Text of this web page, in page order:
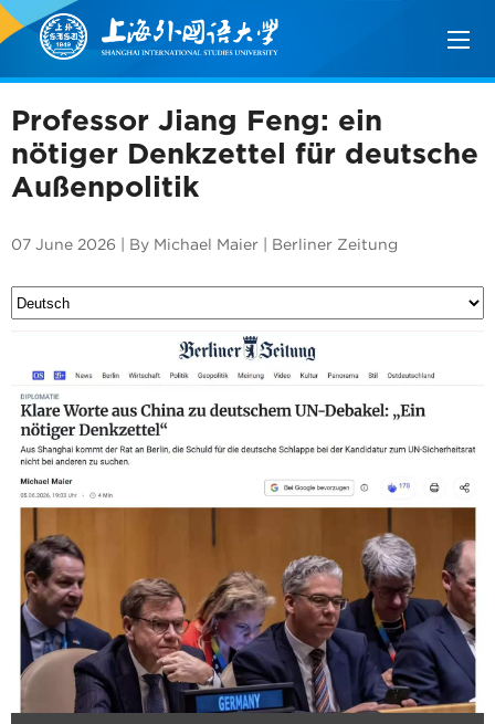
Professor Jiang Feng: ein
nötiger Denkzettel für deutsche
Außenpolitik
07 June 2026 | By Michael Maier | Berliner Zeitung